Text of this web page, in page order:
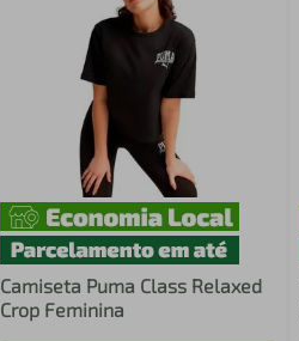
Camiseta Puma Class Relaxed
Crop Feminina